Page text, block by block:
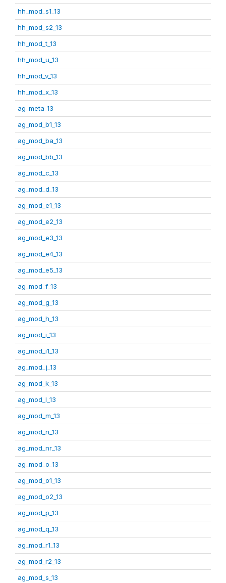
hh_mod_s1_13
hh_mod_s2_13
hh_mod_t_13
hh_mod_u_13
hh_mod_v_13
hh_mod_x_13
ag_meta_13
ag_mod_b1_13
ag_mod_ba_13
ag_mod_bb_13
ag_mod_c_13
ag_mod_d_13
ag_mod_e1_13
ag_mod_e2_13
ag_mod_e3_13
ag_mod_e4_13
ag_mod_e5_13
ag_mod_f_13
ag_mod_g_13
ag_mod_h_13
ag_mod_i_13
ag_mod_i1_13
ag_mod_j_13
ag_mod_k_13
ag_mod_l_13
ag_mod_m_13
ag_mod_n_13
ag_mod_nr_13
ag_mod_o_13
ag_mod_o1_13
ag_mod_o2_13
ag_mod_p_13
ag_mod_q_13
ag_mod_r1_13
ag_mod_r2_13
ag_mod_s_13